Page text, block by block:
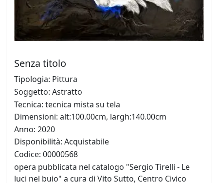
Jože
Kotar
Lorenzo
Lo
Vermi
Bruno
Lucchi
Paola
Senza titolo
Tipologia: Pittura
Soggetto: Astratto
Tecnica: tecnica mista su tela
Dimensioni: alt:100.00cm, largh:140.00cm
Anno: 2020
Disponibilità: Acquistabile
Codice: 00000568
opera pubblicata nel catalogo "Sergio Tirelli - Le
luci nel buio" a cura di Vito Sutto, Centro Civico